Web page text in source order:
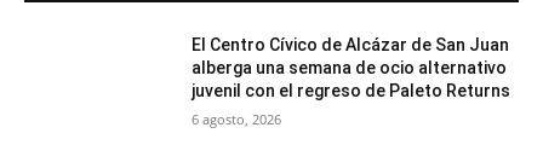
El Centro Cívico de Alcázar de San Juan
alberga una semana de ocio alternativo
juvenil con el regreso de Paleto Returns
6 agosto, 2026